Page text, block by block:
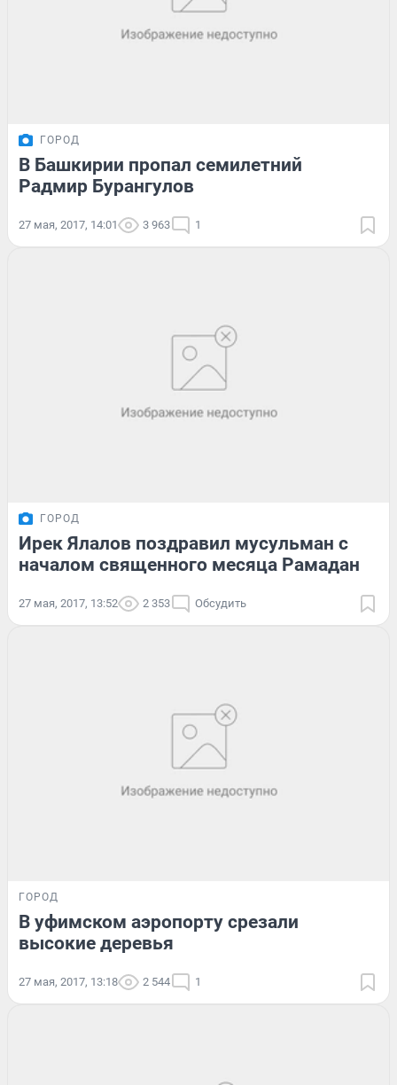
ГОРОД
В Башкирии пропал семилетний
Радмир Бурангулов
27 мая, 2017, 14:01 3 963 1
ГОРОД
Ирек Ялалов поздравил мусульман с
началом священного месяца Рамадан
27 мая, 2017, 13:52 2 353 Обсудить
ГОРОД
В уфимском аэропорту срезали
высокие деревья
27 мая, 2017, 13:18 2 544 1